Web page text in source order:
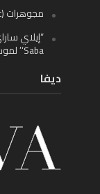
مجوهرات (Red Carpet) لعام 2026 من شوبارد
‘Saba’ لموسم خريف/شتاء 2026
ديفا